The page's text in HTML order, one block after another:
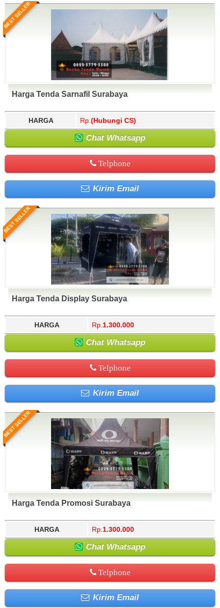
BEST SELLER
Harga Tenda Sarnafil Surabaya
HARGA Rp. (Hubungi CS)
Chat Whatsapp
Telphone
Kirim Email
BEST SELLER
Harga Tenda Display Surabaya
HARGA Rp. 1.300.000
Chat Whatsapp
Telphone
Kirim Email
BEST SELLER
Harga Tenda Promosi Surabaya
HARGA Rp. 1.300.000
Chat Whatsapp
Telphone
Kirim Email